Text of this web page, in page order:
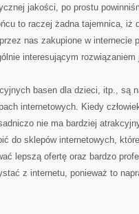
jakości, po prostu
to raczej żadna tajemnica, iż
nas zakupione w internecie
interesującym
basen dla dzieci, itp., są
internetowych. Kiedy
nie ma bardziej
do sklepów internetowych,
lepszą ofertę oraz bardzo
z internetu, ponieważ to